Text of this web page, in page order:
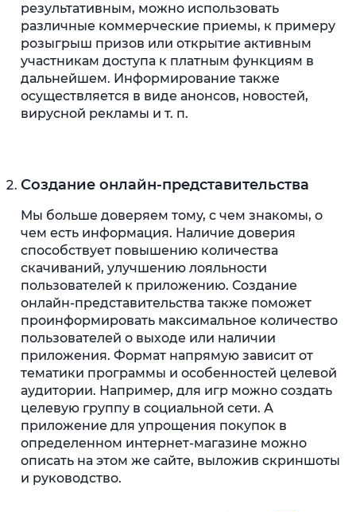
результативным, можно использовать
различные коммерческие приемы, к примеру
розыгрыш призов или открытие активным
участникам доступа к платным функциям в
дальнейшем. Информирование также
осуществляется в виде анонсов, новостей,
вирусной рекламы и т. п.
Создание онлайн-представительства
Мы больше доверяем тому, с чем знакомы, о
чем есть информация. Наличие доверия
способствует повышению количества
скачиваний, улучшению лояльности
пользователей к приложению. Создание
онлайн-представительства также поможет
проинформировать максимальное количество
пользователей о выходе или наличии
приложения. Формат напрямую зависит от
тематики программы и особенностей целевой
аудитории. Например, для игр можно создать
целевую группу в социальной сети. А
приложение для упрощения покупок в
определенном интернет-магазине можно
описать на этом же сайте, выложив скриншоты
и руководство.